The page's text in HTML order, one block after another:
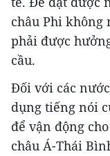
châu Phi không
phải được
cầu.
Đối với các
dụng tiếng nói
để vận động
châu Á-Thái